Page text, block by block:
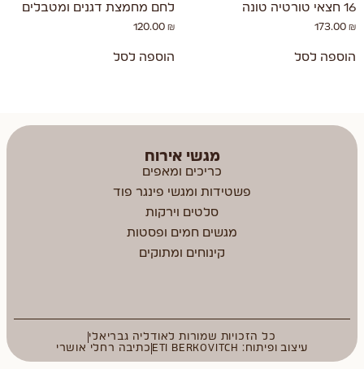
16 חצאי טורטיה טונה
173.00 ₪
הוספה לסל
לחם מחמצת דגנים ומטבלים
120.00₪
הוספה לסל
מגשי אירוח
כריכים ומאפים
פשטידות ומגשי פינגר פוד
סלטים וירקות
מגשים חמים ופסטות
קינוחים ומתוקים
כל הזכויות שמורות לאודליה גבריאלי
עיצוב ופיתוח: ETI BERKOVITCH
כתיבה רחלי אושרי